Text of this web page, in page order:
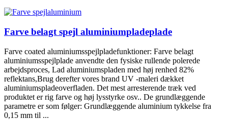
Farve belagt spejl aluminiumpladeplade
Farve coated aluminiumsspejlpladefunktioner: Farve belagt
aluminiumsspejlplade anvendte den fysiske rullende polerede
arbejdsproces, Lad aluminiumspladen med høj renhed 82%
reflektans,Brug derefter vores brand UV -maleri dækket
aluminiumspladeoverfladen. Det mest arresterende træk ved
produktet er rig farve og høj lysstyrke osv.. De grundlæggende
parametre er som følger: Grundlæggende aluminium tykkelse fra
0,15 mm til ...